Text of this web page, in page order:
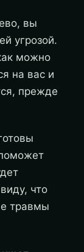
вы
угрозой.
можно
на вас и
прежде
что
травмы